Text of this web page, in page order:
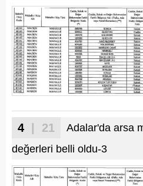
4 | 21
Adalar'da arsa
değerleri belli oldu-3